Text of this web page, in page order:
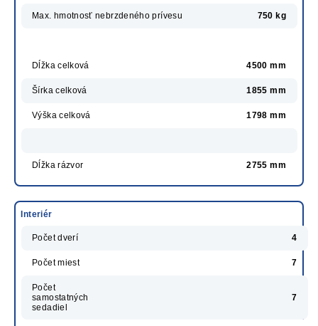
Max. hmotnosť nebrzdeného prívesu 750 kg
Dĺžka celková 4500 mm
Šírka celková 1855 mm
Výška celková 1798 mm
Dĺžka rázvor 2755 mm
Interiér
Počet dverí 4
Počet miest 7
Počet
samostatných
sedadiel
7